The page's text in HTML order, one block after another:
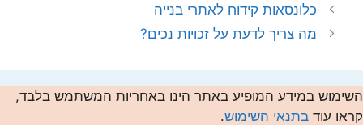
כלונסאות קידוח לאתרי בנייה
מה צריך לדעת על זכויות נכים?
השימוש במידע המופיע באתר הינו באחריות המשתמש בלבד,
קראו עוד בתנאי השימוש.